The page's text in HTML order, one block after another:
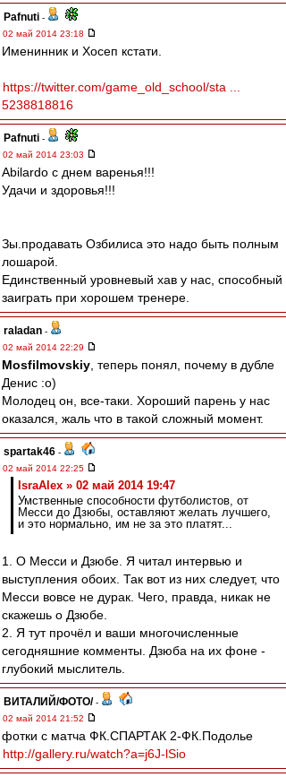
Pafnuti -
02 май 2014 23:18
Именинник и Хосеп кстати.
https://twitter.com/game_old_school/sta ...
5238818816
Pafnuti -
02 май 2014 23:03
Abilardo с днем варенья!!!
Удачи и здоровья!!!
Зы.продавать Озбилиса это надо быть полным
лошарой.
Единственный уровневый хав у нас, способный
заиграть при хорошем тренере.
raladan -
02 май 2014 22:29
Mosfilmovskiy , теперь понял, почему в дубле
Денис :о)
Молодец он, все-таки. Хороший парень у нас
оказался, жаль что в такой сложный момент.
spartak46 -
02 май 2014 22:25
IsraAlex » 02 май 2014 19:47
Умственные способности футболистов, от
Месси до Дзюбы, оставляют желать лучшего,
и это нормально, им не за это платят...
1. О Месси и Дзюбе. Я читал интервью и
выступления обоих. Так вот из них следует, что
Месси вовсе не дурак. Чего, правда, никак не
скажешь о Дзюбе.
2. Я тут прочёл и ваши многочисленные
сегодняшние комменты. Дзюба на их фоне -
глубокий мыслитель.
ВИТАЛИЙ/ФОТО/ -
02 май 2014 21:52
фотки с матча ФК.СПАРТАК 2-ФК.Подолье
http://gallery.ru/watch?a=j6J-lSio